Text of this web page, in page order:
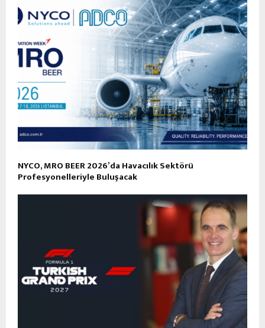
NYCO, MRO BEER 2026’da Havacılık Sektörü
Profesyonelleriyle Buluşacak